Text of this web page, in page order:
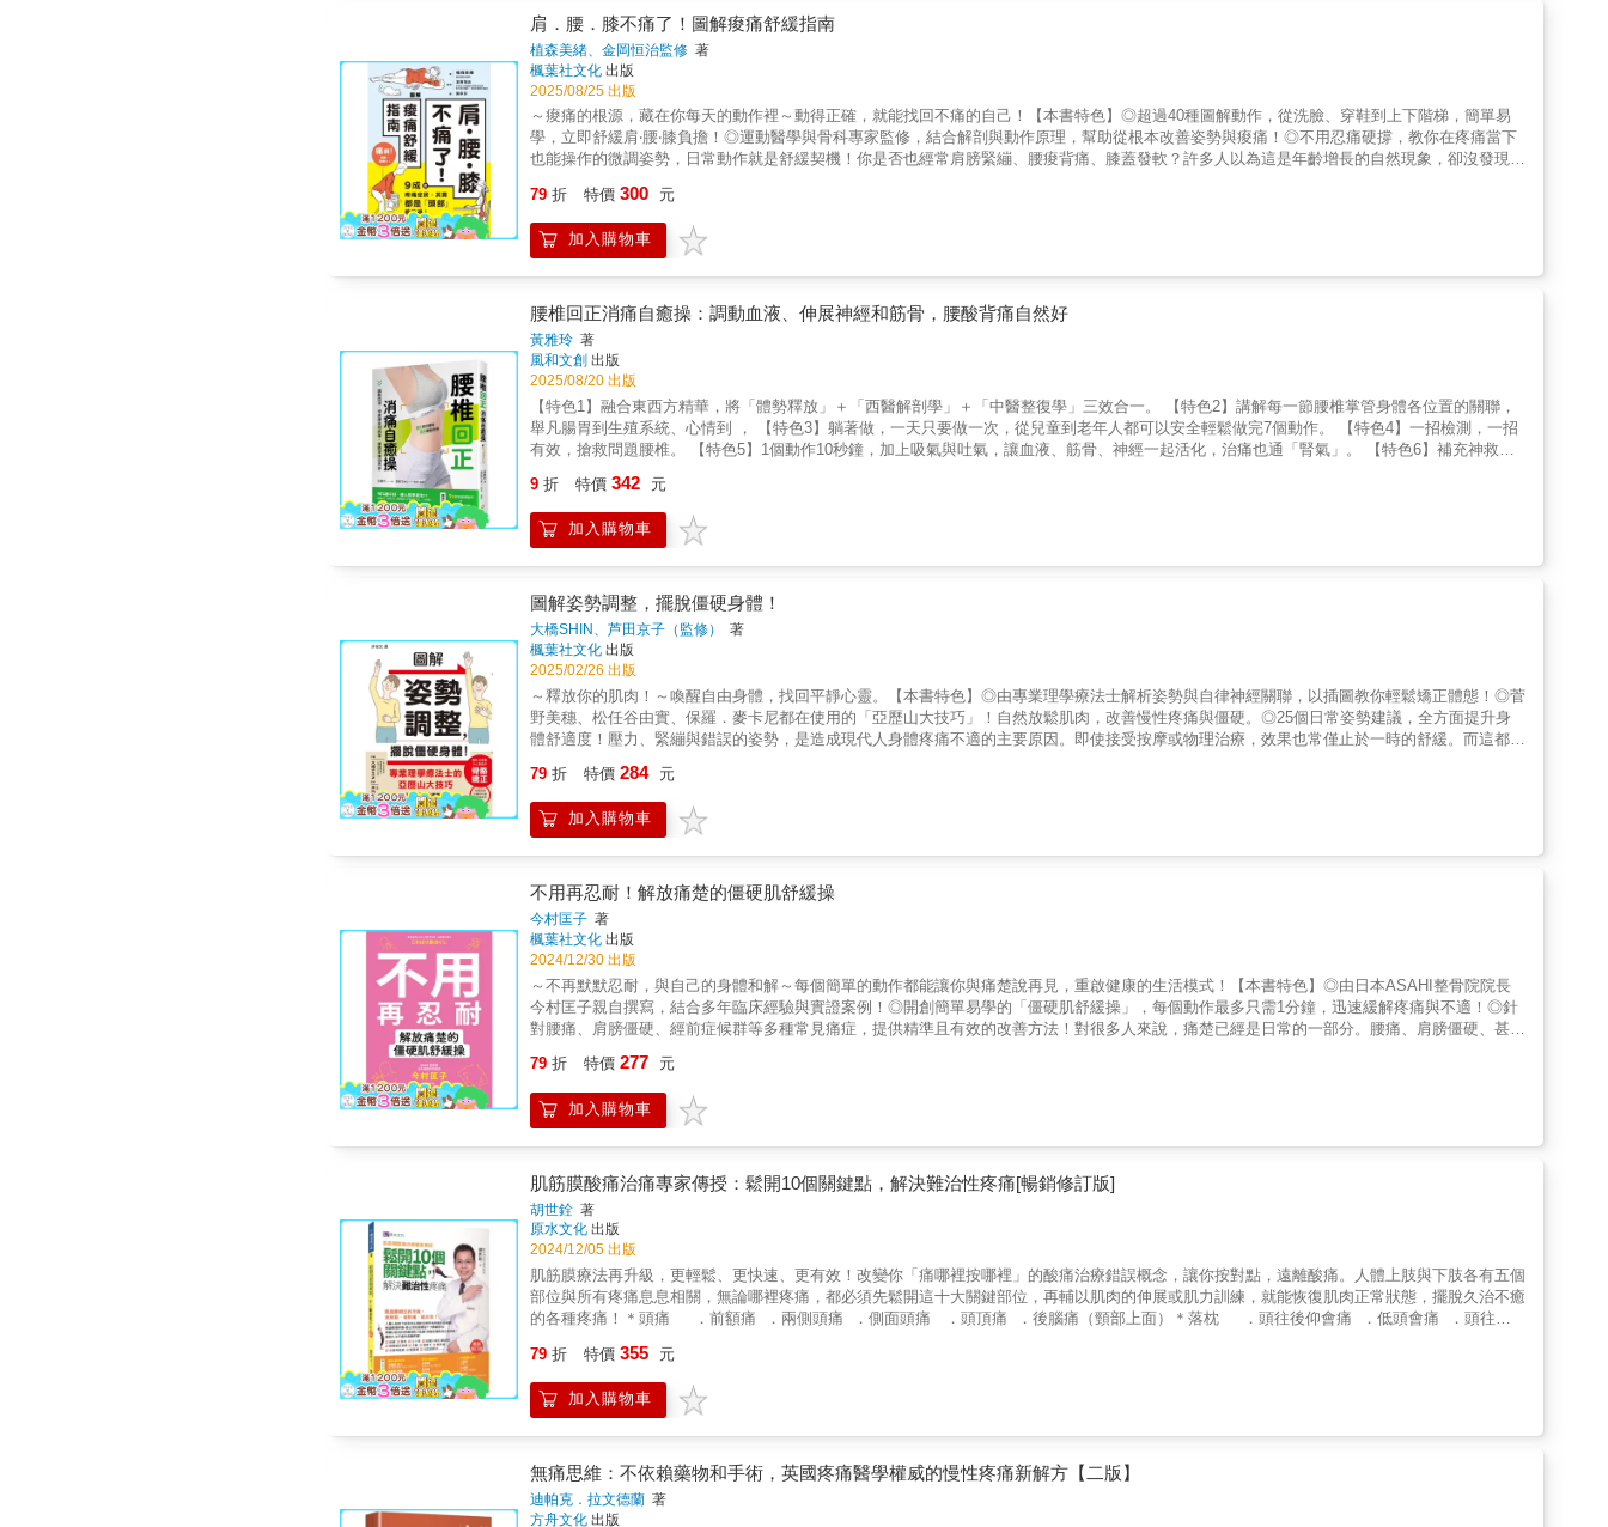
外科手術可選擇，各自的優缺點，以及可靠的輔助療法等。更值得一提的是，點出日常生活作息該如何預防膝蓋傷害，哪些運動與習慣絕對要避
免，以及萬一不幸發生了「退化性膝關節炎」，在醫院檢查與診治後，你要怎麼「自救」，如何透過「黑澤式膝蓋自療法」來讓病情漸漸痊癒與不
再復發。《膝蓋痠痛，自己可以救》絕對是一本，讓你完全康復與全盤掌握病情的「膝蓋痊癒教科書」。本書特色．【完全圖解】膝蓋自療體操．
膝痛成因歸納．國際醫學會OARSI醫療指南：膝關節治療法，第一優先為「黑澤式膝蓋體操」．膝關節病症20年經驗，預約排隊要等半年的名醫
親自傳授！
中等(中強度操) 4.進階(高強度操) 舒緩肌肉的八種伸展操1.鴿式臀肌伸展2.闊筋膜張肌靠牆伸展 3.闊筋膜張肌滾筒伸展 4.門口腰肌伸展 5.門口腿後
肌伸展 6.站立股四頭肌伸展 7.蝴蝶式內收肌伸展 8.仰躺翹腿梨狀肌伸展 強化肌耐力的二十九種運動11種低強度動作・貓牛式・屈膝抱腿與骨盆傾
斜運動・初級捲腹・伏地挺身／調整版蛇式・捲腹・仰臥扭轉・俯臥背部伸展・仰臥背部伸展・單腳平衡站立・交叉爬行・死蟲式9種中強度動
作・基本棒式・側棒式・瑜伽球捲腹・瑜伽球仰臥扭轉・瑜伽球俯臥背部伸展・瑜伽球仰臥背部伸展・平衡墊單腳站立・瑜伽球交叉爬行・滾筒死
蟲式9種高強度動作・登山者棒式・單腳棒式・單手單腳棒式・交叉登山者式・捲腹伏地挺身・瑜伽球伏地挺身・平衡板或滾筒單腳站立・懸吊提
腿・翻滾香蕉
肩．腰．膝不痛了！圖解痠痛舒緩指南
植森美緒、金岡恒治監修 著
楓葉社文化 出版
2025/08/25 出版
～痠痛的根源，藏在你每天的動作裡～動得正確，就能找回不痛的自己！【本書特色】◎超過40種圖解動作，從洗臉、穿鞋到上下階梯，簡單易
學，立即舒緩肩‧腰‧膝負擔！◎運動醫學與骨科專家監修，結合解剖與動作原理，幫助從根本改善姿勢與痠痛！◎不用忍痛硬撐，教你在疼痛當下
也能操作的微調姿勢，日常動作就是舒緩契機！你是否也經常肩膀緊繃、腰痠背痛、膝蓋發軟？許多人以為這是年齡增長的自然現象，卻沒發現真
睡姿、換衣方式，到使用手機、搬東西的習慣，每一個小細節都可能引爆疼痛危機。●圖解動作✕科學解釋，改善從今天開始全書以圖文方式清楚
說明肩、腰、膝三大問題部位的緩解動作，從站姿、坐姿、洗臉、刷牙，到辦公、購物、上下階梯，皆能在無須特別訓練的情況下立刻實踐。運動
醫學專家金岡恒治教授監修，以專業視角補充動作背後的身體機制，讓每一項「小改變」都具備醫學根據與實證效果。●讓身體不痛，是一輩子的
體，找回自由行動的喜悅。無論是上班族、照顧者、銀髮族，還是單純想提升生活品質的人，都能從中找到實用、安心又有感的解方。
79 折 特價 300 元
加入購物車
腰椎回正消痛自癒操：調動血液、伸展神經和筋骨，腰酸背痛自然好
黃雅玲 著
風和文創 出版
2025/08/20 出版
【特色1】融合東西方精華，將「體勢釋放」＋「西醫解剖學」＋「中醫整復學」三效合一。 【特色2】講解每一節腰椎掌管身體各位置的關聯，
舉凡腸胃到生殖系統、心情到 ， 【特色3】躺著做，一天只要做一次，從兒童到老年人都可以安全輕鬆做完7個動作。 【特色4】一招檢測，一招
有效，搶救問題腰椎。 【特色5】1個動作10秒鐘，加上吸氣與吐氣，讓血液、筋骨、神經一起活化，治痛也通「腎氣」。 【特色6】補充神救
種相關症候群。 ★70秒的腰椎回正操，幫你伸展腰椎關節、調動血液循環。★呼吸幫你啟動副交感神經，放鬆身體。超神奇的腰椎回正自癒操，
搶救你的腰酸背痛!安全躺著做，酸痛遠離、人生變彩色。腰痛不停的你，是否伴隨拉肚子、坐骨神經痛、性功能老化、胃痛、骨盆歪斜、常扭到
腳、大腿肉下垂、子宮問題、小腿麻痛…..？想不到吧，這些現象都可能和你的「歪腰」、「腰痛」有關。腰椎的健康程度，會影響脊髓神經的營
麼腰椎回正操效果如此神奇?•腰椎操是透過「本體感覺」的誘發，達到腰椎的活化與保養，腰椎正常後，大腦也會恢復正常，大腦高級皮節神經就
會活化，由大腦啟動自我療癒的機制，真正向腰酸背痛說「再也不見」。•動作的設計能讓「神經訊號」能通過，每天只需要做一次，身體就會接
到足夠的訊號(多做是無效的)。◎腰椎操設計原理•體操是透過輕刺激，讓關節鬆開、血液循環變好、神經電流釋放、淋巴暢通、舒緩肌肉。•呼氣
與吸氣方式同時啟動副交感神經，讓身體在舒緩的狀態中，有效完成動作。•身體鬆開的同時，「腎氣」循環也通了，血液養份就能濡養脊髓，促
進身體健康。•動作簡單，即是體能不好、肌肉無力的中老年人，都能輕易做完，十分安全。◎真實案例 好評不斷 •常常7個腰椎操還沒做完，人就
想睡了，真是幸福。(56歲女性)•時常踢到自己的小腳趾、肚子也鼓鼓的，減肥再多也沒用，原來是骨盆歪斜，做完腰椎操後，•肚子消下去了，躺
床上時腰部也不再懸空了，真是神奇。(50歲女性)•我常拉肚子，有時還會連續一整周，練完腰椎操後，再也不會一直跑廁所。(32歲女性)•搬桌子
時閃到腰，連小腿後側都會麻痛，持續練腰椎操一段時間後，完全好了，又可以去打太鼓了。(68歲男性)•上國中後還是尿床，檢查泌尿功能是正
常的，在練習腰椎操2周後，次數就減少一半，三個月後就沒尿床了，好有效。(中學男生)•長達數年的生理期頭痛、子宮內膜異位，加上家庭問
9 折 特價 342 元
加入購物車
圖解姿勢調整，擺脫僵硬身體！
大橋SHIN、芦田京子（監修）
著
楓葉社文化 出版
2025/02/26 出版
～釋放你的肌肉！～喚醒自由身體，找回平靜心靈。【本書特色】◎由專業理學療法士解析姿勢與自律神經關聯，以插圖教你輕鬆矯正體態！◎菅
野美穗、松任谷由實、保羅．麥卡尼都在使用的「亞歷山大技巧」！自然放鬆肌肉，改善慢性疼痛與僵硬。◎25個日常姿勢建議，全方面提升身
體舒適度！壓力、緊繃與錯誤的姿勢，是造成現代人身體疼痛不適的主要原因。即使接受按摩或物理治療，效果也常僅止於一時的舒緩。而這都是
的一種方法。該技巧應用範圍廣泛，且逐漸於醫療界普及，尤其在復健、肌肉放鬆訓練領域廣受好評。✦讓肌肉放鬆的關鍵，在於改變你的身體意
識！✦書中使用簡單直觀的插圖與說明，指導你如何調整骨骼與重心，從根本上矯正姿勢、紓解肌肉緊繃，並透過亞歷山大技巧讓全身重拾輕盈柔
軟的平衡。改變身體感受的方式，就從每一個微小的姿勢開始。透過正確站姿、輕鬆坐姿等，改善身體舒適度，提升身心專注力與安定～並藉此重
79 折 特價 284 元
加入購物車
不用再忍耐！解放痛楚的僵硬肌舒緩操
今村匡子 著
楓葉社文化 出版
2024/12/30 出版
～不再默默忍耐，與自己的身體和解～每個簡單的動作都能讓你與痛楚說再見，重啟健康的生活模式！【本書特色】◎由日本ASAHI整骨院院長
今村匡子親自撰寫，結合多年臨床經驗與實證案例！◎開創簡單易學的「僵硬肌舒緩操」，每個動作最多只需1分鐘，迅速緩解疼痛與不適！◎針
對腰痛、肩膀僵硬、經前症候群等多種常見痛症，提供精準且有效的改善方法！對很多人來說，痛楚已經是日常的一部分。腰痛、肩膀僵硬、甚至
實，這些痛楚可能正在悄悄改變你的生活品質，甚至對身心造成長期的損害⋯⋯本書作者今村匡子醫師，擁有超過20年臨床經驗，特別針對上班
族、女性與高齡患者的健康問題，設計了這套簡單且有效對抗各種痛症的【僵硬肌舒緩操】！◆◆從日常困擾到專業改善，解答身體痛苦的根本原
因◆◆本書深入探討疼痛背後的根本原因──「僵硬肌」，並教你如何透過一系列簡單的舒緩操，將身體從僵硬狀態中解放，逐步重獲舒適與活
用再忍耐！解放痛楚的僵硬肌舒緩操》，就此告別無解的痛楚，重新找回健康。無論是工作還是家庭生活，身體將不再感到沉重與疼痛，每一天都
能過得輕鬆自在且充滿活力！
79 折 特價 277 元
加入購物車
肌筋膜酸痛治痛專家傳授：鬆開10個關鍵點，解決難治性疼痛[暢銷修訂版]
胡世銓 著
原水文化 出版
2024/12/05 出版
肌筋膜療法再升級，更輕鬆、更快速、更有效！改變你「痛哪裡按哪裡」的酸痛治療錯誤概念，讓你按對點，遠離酸痛。人體上肢與下肢各有五個
部位與所有疼痛息息相關，無論哪裡疼痛，都必須先鬆開這十大關鍵部位，再輔以肌肉的伸展或肌力訓練，就能恢復肌肉正常狀態，擺脫久治不癒
的各種疼痛！＊頭痛 ．前額痛 ．兩側頭痛 ．側面頭痛 ．頭頂痛 ．後腦痛（頸部上面）＊落枕 ．頭往後仰會痛 ．低頭會痛 ．頭往單
前側疼痛＊上肢酸痛 ．高爾夫球肘與網球肘 ．腕隧道症候群 ．睡眠間手麻 ．手指末梢麻 ．媽媽手 ．上臂痛＊腰背酸痛 ．膏肓痛 ．
腰痛 ．背部橫面痛 ．背部側面痛 ．閃到腰＊下肢酸痛 ．臀部與坐骨神經痛 ．鼠蹊部痛 ．髖關節痛 ．膝蓋痛 ．腳踝痛 ．足底筋膜炎
鬆開以下10個關鍵點，解決你的難治性疼痛！〔上肢關鍵點〕1.手腕拇指側的旋前方肌、屈指肌2.手腕拇指側的屈姆長肌3.手臂外側的旋後肌與肱
任 林瀛洲 醫師 長庚體系運動醫學總召集人 蔡凱宙 醫師 蔡凱宙自然骨科診所院長※學校&運動選手※ 余傳韜 前國立中央大學校長
黃萬隆 前HBL松山高中籃球隊教練 徐薇凌 LPGA美巡賽女子職業高爾夫球選手 盧曉晴 JLPGA日巡賽女子職業高爾夫球選手※機關團體&
企業※ 王震緯 台灣志工 江威娜 前永豐金控營運長 林山富 創揚室內裝修企業公司執行長 羅榮岳 阿瘦實業公司董事長
79 折 特價 355 元
加入購物車
無痛思維：不依賴藥物和手術，英國疼痛醫學權威的慢性疼痛新解方【二版】
迪帕克．拉文德蘭 著
方舟文化 出版